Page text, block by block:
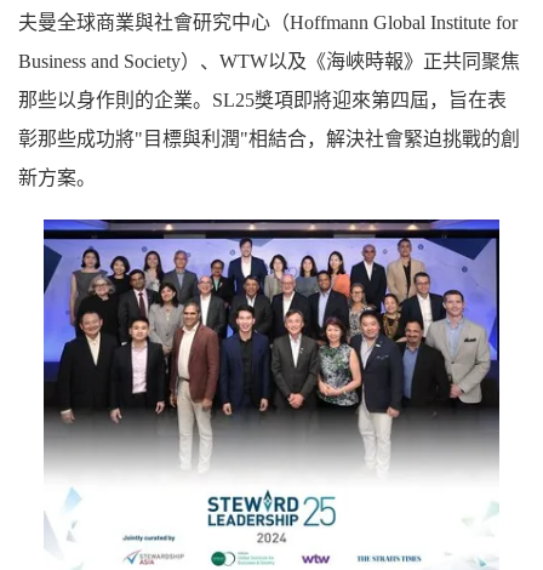
夫曼全球商業與社會研究中心（Hoffmann Global Institute for
Business and Society）、WTW以及《海峽時報》正共同聚焦
那些以身作則的企業。SL25獎項即將迎來第四屆，旨在表
彰那些成功將"目標與利潤"相結合，解決社會緊迫挑戰的創
新方案。